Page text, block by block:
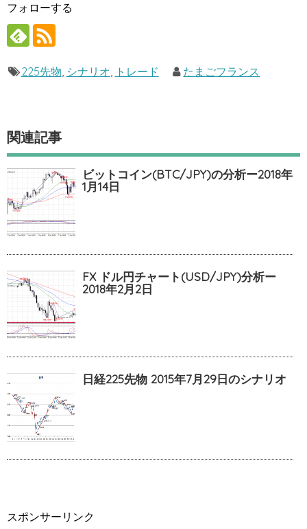
フォローする
225先物, シナリオ, トレード たまごフランス
関連記事
ビットコイン(BTC/JPY)の分析ー2018年
1月14日
FX ドル円チャート(USD/JPY)分析ー
2018年2月2日
日経225先物 2015年7月29日のシナリオ
スポンサーリンク